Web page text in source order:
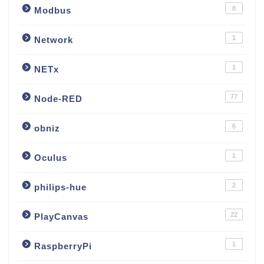
Modbus 8
Network 1
NETx 1
Node-RED 77
obniz 6
Oculus 1
philips-hue 2
PlayCanvas 22
RaspberryPi 1